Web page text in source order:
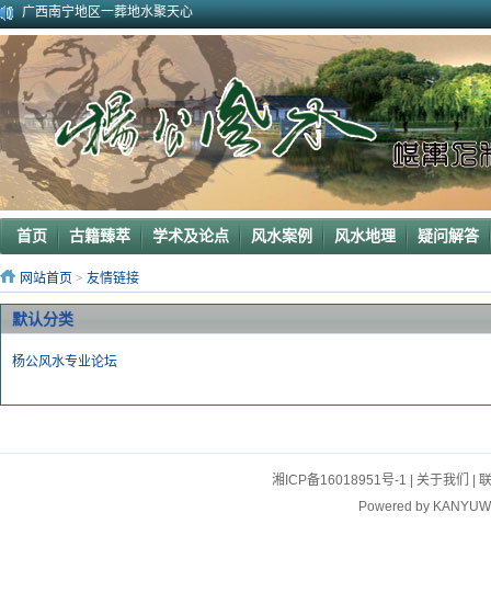
广西南宁地区一葬地水聚天心
广西巴马一龙穴形局
杨公风水--山形之贵人拱手
2010年9月在广西容县为李喜中的亲戚找到的龙穴图
2023年3月18日广东电白地区一眼相中“猛虎下山”形
2011年4月底在江西丰城地区一农村里断验老阳宅风水吉凶（二）
2011年5月初应福建晋江东家邀请堪察调整阳宅风水布局
2011年5月底应广西玉林地区东家邀请断验堪察阳宅风水
2011年应广西巴马东家邀请堪察断验阳宅风水吉凶
《葬 书》注 解
首页 古籍臻萃 学术及论点 风水案例 风水地理 疑问解答
网站首页 > 友情链接
默认分类
杨公风水专业论坛
湘ICP备16018951号-1 关于我们
Powered by KANYUW